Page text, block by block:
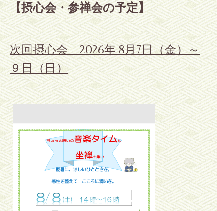
【摂心会・参禅会の予定】
次回摂心会2026年 8月7日（金）～
９日（日）